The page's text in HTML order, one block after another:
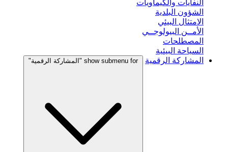
النفايات والكيماويات
الشؤون البلدية
الامتثال البيئي
الأمــن البيولوجــي
المصطلحات
السياحة البيئية
المشاركة الرقمية
show submenu for "المشاركة الرقمية"